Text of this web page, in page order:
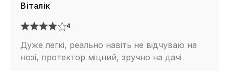
Віталік
4
Дуже легкі, реально навіть не відчуваю на
нозі, протектор міцний, зручно на дачі